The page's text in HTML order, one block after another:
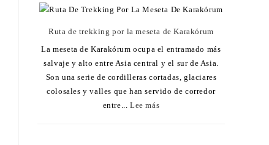
Ruta de trekking por la meseta de Karakórum
La meseta de Karakórum ocupa el entramado más
salvaje y alto entre Asia central y el sur de Asia.
Son una serie de cordilleras cortadas, glaciares
colosales y valles que han servido de corredor
entre...Lee más